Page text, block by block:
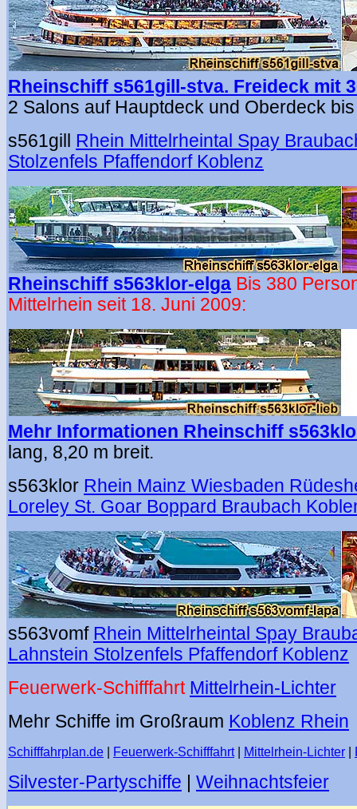
Rheinschiff s561gill-stva. Freideck mit
2 Salons auf Hauptdeck und Oberdeck
s561gill Rhein Mittelrheintal Spay
Stolzenfels Pfaffendorf Koblenz
Rheinschiff s563klor-elga Bis 380
Mittelrhein seit 18. Juni 2009:
Mehr Informationen Rheinschiff
lang, 8,20 m breit.
s563klor Rhein Mainz Wiesbaden
Loreley St. Goar Boppard Braubach
s563vomf Rhein Mittelrheintal Spay
Lahnstein Stolzenfels Pfaffendorf Koblenz
Feuerwerk-Schifffahrt Mittelrhein-Lichter
Mehr Schiffe im Großraum Koblenz Rhein
Schifffahrplan.de Feuerwerk-Schifffahrt| Mittelrhein-Lichter
Silvester-Partyschiffe Weihnachtsfeier